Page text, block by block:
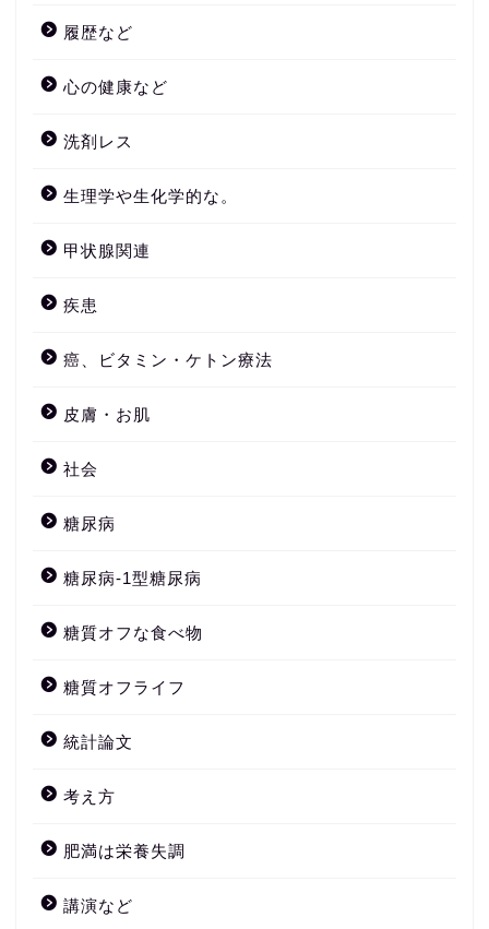
履歴など
心の健康など
洗剤レス
生理学や生化学的な。
甲状腺関連
疾患
癌、ビタミン・ケトン療法
皮膚・お肌
社会
糖尿病
糖尿病-1型糖尿病
糖質オフな食べ物
糖質オフライフ
統計論文
考え方
肥満は栄養失調
講演など